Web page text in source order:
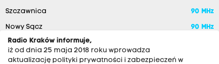
Szczawnica 90 MHz
Nowy Sącz
90 MHz
Radio Kraków informuje,
iż od dnia 25 maja 2018 roku wprowadza
aktualizację polityki prywatności i zabezpieczeń w